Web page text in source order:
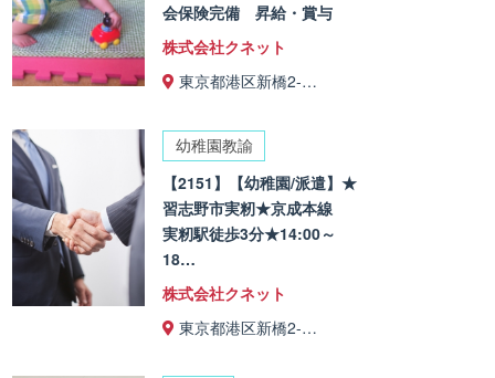
会保険完備 昇給・賞与
株式会社クネット
東京都港区新橋2-…
幼稚園教諭
【2151】【幼稚園/派遣】★
習志野市実籾★京成本線
実籾駅徒歩3分★14:00～
18…
株式会社クネット
東京都港区新橋2-…